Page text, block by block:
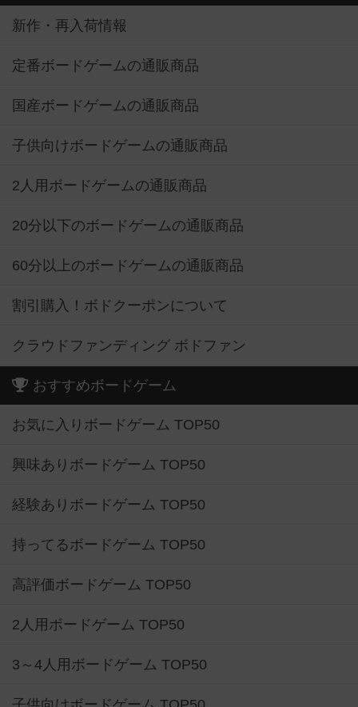
新作・再入荷情報
定番ボードゲームの通販商品
国産ボードゲームの通販商品
子供向けボードゲームの通販商品
2人用ボードゲームの通販商品
20分以下のボードゲームの通販商品
60分以上のボードゲームの通販商品
割引購入！ボドクーポンについて
クラウドファンディング ボドファン
おすすめボードゲーム
お気に入りボードゲーム TOP50
興味ありボードゲーム TOP50
経験ありボードゲーム TOP50
持ってるボードゲーム TOP50
高評価ボードゲーム TOP50
2人用ボードゲーム TOP50
3～4人用ボードゲーム TOP50